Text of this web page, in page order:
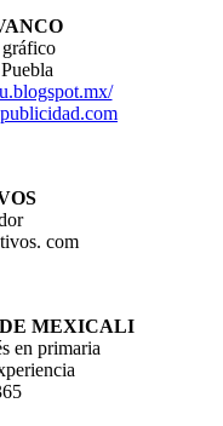
com
MEXICALI
en primaria